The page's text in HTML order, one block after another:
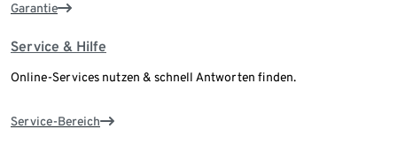
Garantie
Service & Hilfe
Online-Services nutzen & schnell Antworten finden.
Service-Bereich